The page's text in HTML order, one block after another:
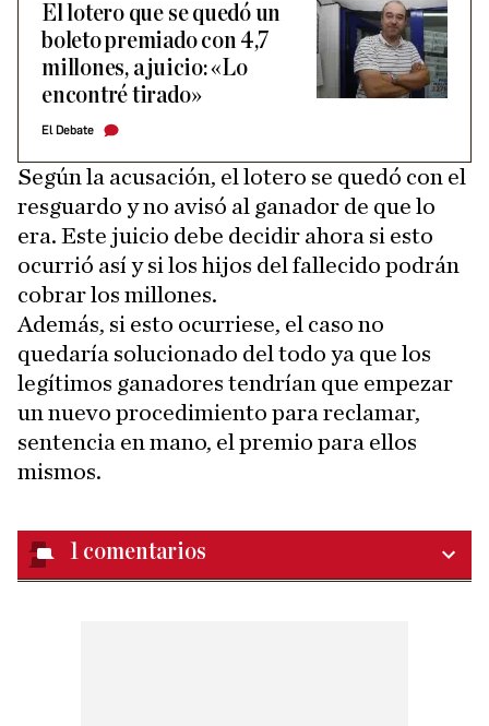
El lotero que se quedó un
boleto premiado con 4,7
millones, a juicio: «Lo
encontré tirado»
El Debate
Según la acusación, el lotero se quedó con el
resguardo y no avisó al ganador de que lo
era. Este juicio debe decidir ahora si esto
ocurrió así y si los hijos del fallecido podrán
cobrar los millones.
Además, si esto ocurriese, el caso no
quedaría solucionado del todo ya que los
legítimos ganadores tendrían que empezar
un nuevo procedimiento para reclamar,
sentencia en mano, el premio para ellos
mismos.
1 comentarios